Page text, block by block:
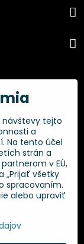
návštevy tejto
a
Na tento účel
strán a
v EÚ,
„Prijať všetky
spracovaním.
alebo upraviť